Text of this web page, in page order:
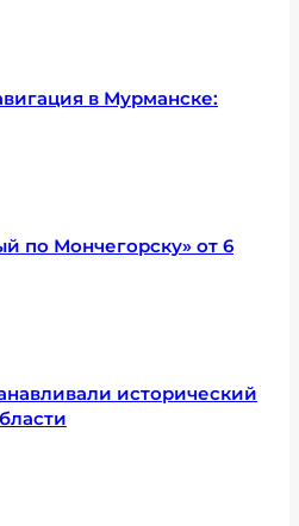
в Мурманске:
по Мончегорску» от 6
исторический